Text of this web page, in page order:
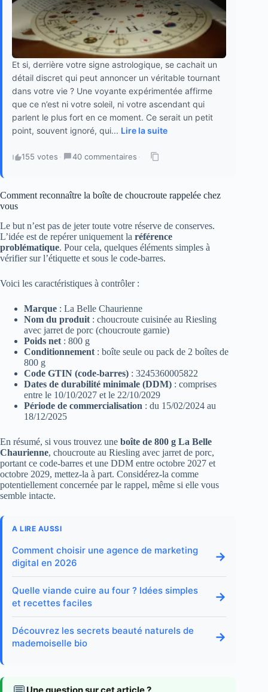
Et si, derrière votre signe astrologique, se cachait un
détail discret qui peut annoncer un véritable tournant
dans votre vie ? Une voyante expérimentée affirme
que ce n’est ni votre soleil, ni votre ascendant qui
parlent le plus fort en ce moment. Ce serait un petit
point, souvent ignoré, qui... Lire la suite
155 votes · 40 commentaires ·
Comment reconnaître la boîte de choucroute rappelée chez
vous
Le but n’est pas de jeter toute votre réserve de conserves.
L’idée est de repérer uniquement la référence
problématique. Pour cela, quelques éléments simples à
vérifier sur l’étiquette et sous le code-barres.
Voici les caractéristiques à contrôler :
Marque : La Belle Chaurienne
Nom du produit : choucroute cuisinée au Riesling
avec jarret de porc (choucroute garnie)
Poids net : 800 g
Conditionnement : boîte seule ou pack de 2 boîtes de
800 g
Code GTIN (code-barres) : 3245360005822
Dates de durabilité minimale (DDM) : comprises
entre le 10/10/2027 et le 22/10/2029
Période de commercialisation : du 15/02/2024 au
18/12/2025
En résumé, si vous trouvez une boîte de 800 g La Belle
Chaurienne, choucroute au Riesling avec jarret de porc,
portant ce code-barres et une DDM entre octobre 2027 et
octobre 2029, mettez-la à part. Considérez-la comme
potentiellement concernée par le rappel, même si elle vous
semble intacte.
A LIRE AUSSI
Comment choisir une agence de marketing
digital en 2026
→
Quelle viande cuire au four ? Idées simples
et recettes faciles
→
Découvrez les secrets beauté naturels de
mademoiselle bio
→